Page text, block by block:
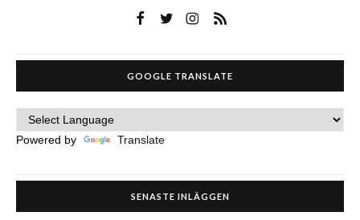
GOOGLE TRANSLATE
Powered by Translate
SENASTE INLÄGGEN